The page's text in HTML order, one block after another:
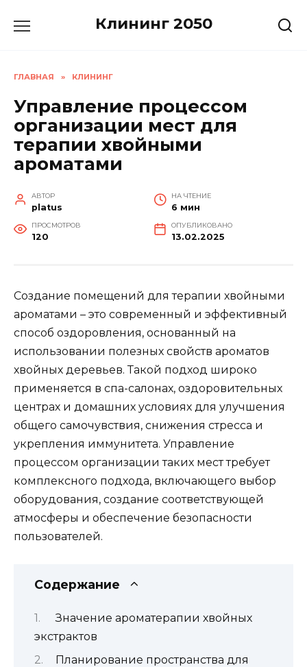
Клининг 2050
ГЛАВНАЯ » КЛИНИНГ
Управление процессом
организации мест для
терапии хвойными
ароматами
АВТОР
platus
НА ЧТЕНИЕ
6 мин
ПРОСМОТРОВ
120
ОПУБЛИКОВАНО
13.02.2025
Создание помещений для терапии хвойными
ароматами – это современный и эффективный
способ оздоровления, основанный на
использовании полезных свойств ароматов
хвойных деревьев. Такой подход широко
применяется в спа-салонах, оздоровительных
центрах и домашних условиях для улучшения
общего самочувствия, снижения стресса и
укрепления иммунитета. Управление
процессом организации таких мест требует
комплексного подхода, включающего выбор
оборудования, создание соответствующей
атмосферы и обеспечение безопасности
пользователей.
Содержание
Значение ароматерапии хвойных
экстрактов
Планирование пространства для